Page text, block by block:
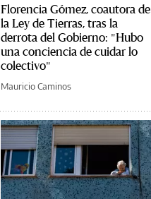
Florencia Gómez, coautora de
la Ley de Tierras, tras la
derrota del Gobierno: "Hubo
una conciencia de cuidar lo
colectivo"
Mauricio Caminos